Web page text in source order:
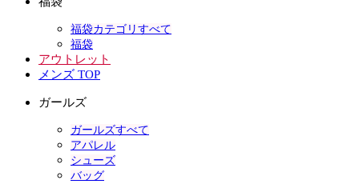
福袋カテゴリすべて
福袋
アウトレット
メンズ TOP
ガールズ
ガールズすべて
アパレル
シューズ
バッグ